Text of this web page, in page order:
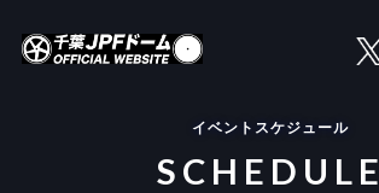
イベントスケジュール
SCHEDULE